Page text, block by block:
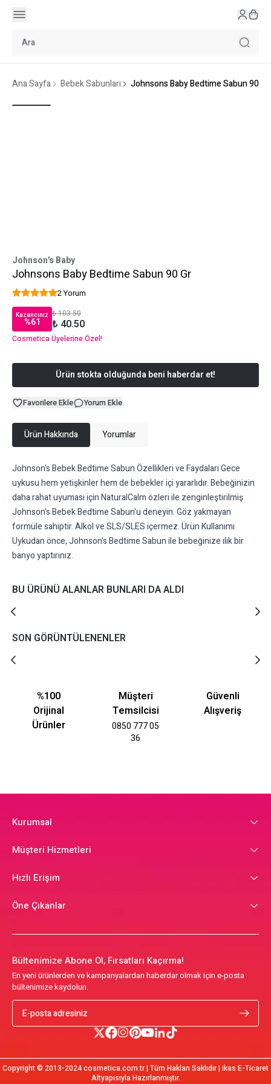
Ana Sayfa Bebek Sabunları Johnsons Baby Bedtime Sabun 90 Gr
Johnson's Baby
Johnsons Baby Bedtime Sabun 90 Gr
2 Yorum
Kazancınız
%61
₺ 103.50
₺ 40.50
Cosmetica Üyelerine Özel!
Ürün stokta olduğunda beni haberdar et!
Favorilere Ekle Yorum Ekle
Ürün Hakkında Yorumlar
Johnson's Bebek Bedtime Sabun Özellikleri ve Faydaları Gece
uykusu hem yetişkinler hem de bebekler içi yararlıdır. Bebeğinizin
daha rahat uyuması için NaturalCalm özleri ile zenginleştirilmiş
Johnson's Bebek Bedtime Sabun'u deneyin. Göz yakmayan
formüle sahiptir. Alkol ve SLS/SLES içermez. Ürün Kullanımı
Uykudan önce, Johnson's Bedtime Sabun ile bebeğinize ılık bir
banyo yaptırınız.
BU ÜRÜNÜ ALANLAR BUNLARI DA ALDI
SON GÖRÜNTÜLENENLER
%100
Orijinal
Ürünler
Müşteri
Temsilcisi
0850 777 05
36
Güvenli
Alışveriş
Kurumsal
Müşteri Hizmetleri
Hızlı Erişim
Öne Çıkanlar
Bültenimize Abone Ol, Fırsatları Kaçırma!
En yeni ürünlerden ve kampanyalardan haberdar olmak için e-posta
bültenimize kaydolun.
Copyright © 2013-2024 cosmetica.com.tr | Tüm Hakları Saklıdır | ikas E-Ticaret
Altyapısıyla Hazırlanmıştır.